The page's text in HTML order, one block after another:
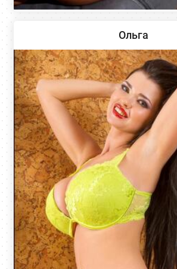
Ольга